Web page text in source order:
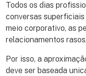
Todos os dias
conversas
meio corporativo, as
relacionamentos rasos.
Por isso, a
deve ser baseada